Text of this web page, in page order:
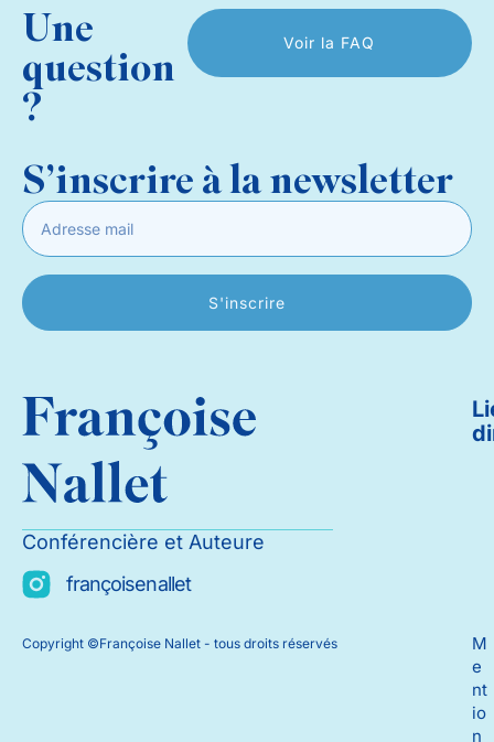
Une
question
?
Voir la FAQ
S’inscrire à la newsletter
S'inscrire
Conférencière et Auteure
françoisenallet
Copyright ©Françoise Nallet - tous droits réservés
M
e
nt
io
n